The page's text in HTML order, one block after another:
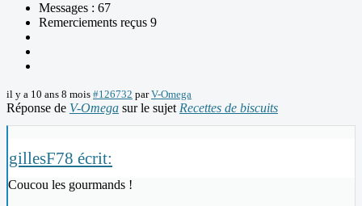
Messages : 67
Remerciements reçus 9
il y a 10 ans 8 mois #126732 parV-Omega
Réponse de V-Omega sur le sujet Recettes de biscuits
gillesF78 écrit:
Coucou les gourmands !